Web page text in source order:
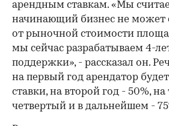
арендным ставкам. «Мы
начинающий бизнес не может
от рыночной стоимости
мы сейчас разрабатываем 4-
поддержки», - рассказал он.
на первый год арендатор
ставки, на второй год - 50%,
четвертый и в дальнейшем -